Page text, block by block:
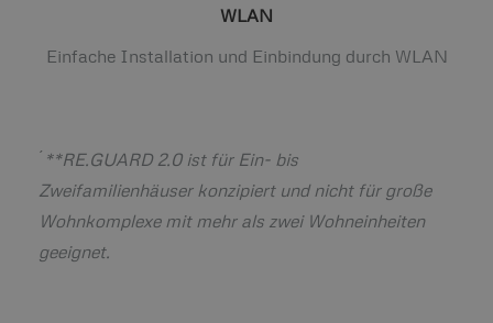
WLAN
Einfache Installation und Einbindung durch WLAN
´ **RE.GUARD 2.0 ist für Ein- bis
Zweifamilienhäuser konzipiert und nicht für große
Wohnkomplexe mit mehr als zwei Wohneinheiten
geeignet.